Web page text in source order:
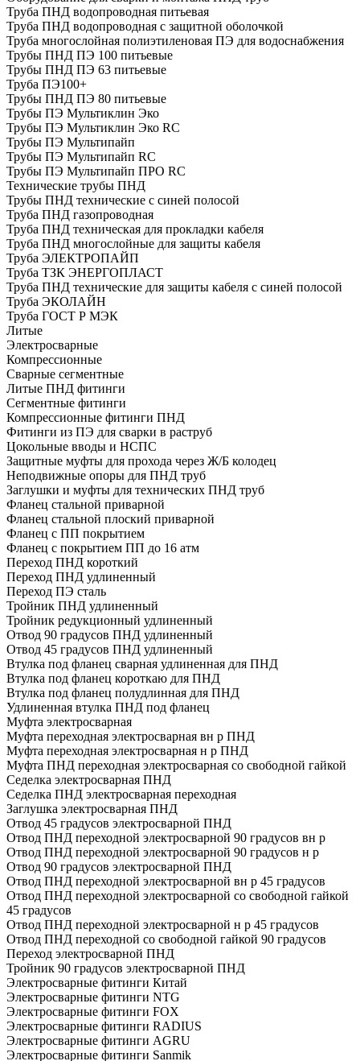
Труба ПНД водопроводная питьевая
Труба ПНД водопроводная с защитной оболочкой
Труба многослойная полиэтиленовая ПЭ для водоснабжения
Трубы ПНД ПЭ 100 питьевые
Трубы ПНД ПЭ 63 питьевые
Труба ПЭ100+
Трубы ПНД ПЭ 80 питьевые
Трубы ПЭ Мультиклин Эко
Трубы ПЭ Мультиклин Эко RC
Трубы ПЭ Мультипайп
Трубы ПЭ Мультипайп RC
Трубы ПЭ Мультипайп ПРО RC
Технические трубы ПНД
Трубы ПНД технические с синей полосой
Труба ПНД газопроводная
Труба ПНД техническая для прокладки кабеля
Труба ПНД многослойные для защиты кабеля
Труба ЭЛЕКТРОПАЙП
Труба ТЗК ЭНЕРГОПЛАСТ
Труба ПНД технические для защиты кабеля с синей полосой
Труба ЭКОЛАЙН
Труба ГОСТ Р МЭК
Литые
Электросварные
Компрессионные
Сварные сегментные
Литые ПНД фитинги
Сегментные фитинги
Компрессионные фитинги ПНД
Фитинги из ПЭ для сварки в раструб
Цокольные вводы и НСПС
Защитные муфты для прохода через Ж/Б колодец
Неподвижные опоры для ПНД труб
Заглушки и муфты для технических ПНД труб
Фланец стальной приварной
Фланец стальной плоский приварной
Фланец с ПП покрытием
Фланец с покрытием ПП до 16 атм
Переход ПНД короткий
Переход ПНД удлиненный
Переход ПЭ сталь
Тройник ПНД удлиненный
Тройник редукционный удлиненный
Отвод 90 градусов ПНД удлиненный
Отвод 45 градусов ПНД удлиненный
Втулка под фланец сварная удлиненная для ПНД
Втулка под фланец короткаю для ПНД
Втулка под фланец полудлинная для ПНД
Удлиненная втулка ПНД под фланец
Муфта электросварная
Муфта переходная электросварная вн р ПНД
Муфта переходная электросварная н р ПНД
Муфта ПНД переходная электросварная со свободной гайкой
Седелка электросварная ПНД
Седелка ПНД электросварная переходная
Заглушка электросварная ПНД
Отвод 45 градусов электросварной ПНД
Отвод ПНД переходной электросварной 90 градусов вн р
Отвод ПНД переходной электросварной 90 градусов н р
Отвод 90 градусов электросварной ПНД
Отвод ПНД переходной электросварной вн р 45 градусов
Отвод ПНД переходной электросварной со свободной гайкой
45 градусов
Отвод ПНД переходной электросварной н р 45 градусов
Отвод ПНД переходной со свободной гайкой 90 градусов
Переход электросварной ПНД
Тройник 90 градусов электросварной ПНД
Электросварные фитинги Китай
Электросварные фитинги NTG
Электросварные фитинги FOX
Электросварные фитинги RADIUS
Электросварные фитинги AGRU
Электросварные фитинги Sanmik